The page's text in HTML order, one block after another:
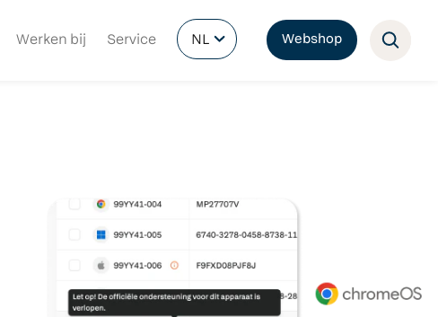
Werken bij Service NL Webshop